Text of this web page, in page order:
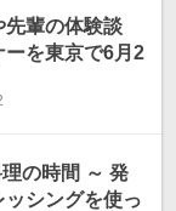
先輩の体験談
を東京で6月2
理の時間 ～ 発
シングを使っ